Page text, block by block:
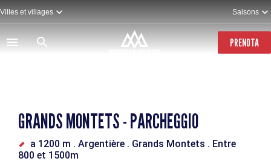
Salta
al
contenuto
principale
Villes et villages Saisons
PRENOTA
GRANDS MONTETS - PARCHEGGIO
a 1200 m . Argentière . Grands Montets . Entre
800 et 1500m